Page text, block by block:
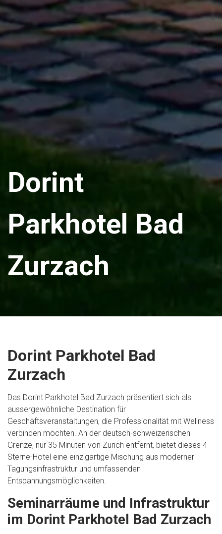
Dorint
Parkhotel Bad
Zurzach
Dorint Parkhotel Bad
Zurzach
Das Dorint Parkhotel Bad Zurzach präsentiert sich als
aussergewöhnliche Destination für
Geschäftsveranstaltungen, die Professionalität mit Wellness
verbinden möchten. An der deutsch-schweizerischen
Grenze, nur 35 Minuten von Zürich entfernt, bietet dieses 4-
Sterne-Hotel eine einzigartige Mischung aus moderner
Tagungsinfrastruktur und umfassenden
Entspannungsmöglichkeiten.
Seminarräume und Infrastruktur
im Dorint Parkhotel Bad Zurzach